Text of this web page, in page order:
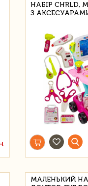
НАБІР CHRLD,
З
МАЛЕНЬКИЙ